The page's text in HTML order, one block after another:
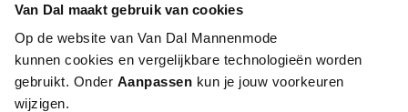
Van Dal maakt gebruik van cookies
Op de website van Van Dal Mannenmode
kunnen cookies en vergelijkbare technologieën worden
gebruikt. Onder Aanpassen kun je jouw voorkeuren
wijzigen.
Kleur:
Beige / Khaki
Pasvorm:
Motief:
Uni motief